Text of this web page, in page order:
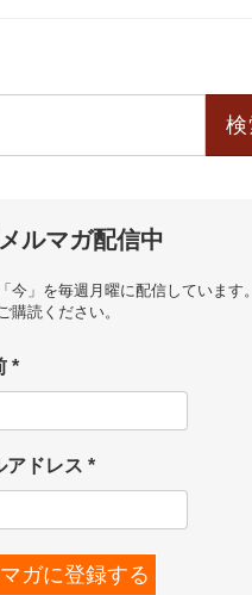
ルマガ配信中
今」を毎週月曜に配信しています。
購読ください。
*
アドレス*